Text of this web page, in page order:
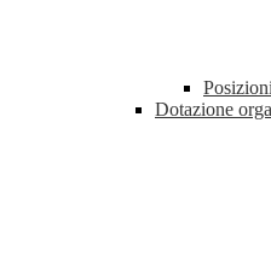
Dotazione